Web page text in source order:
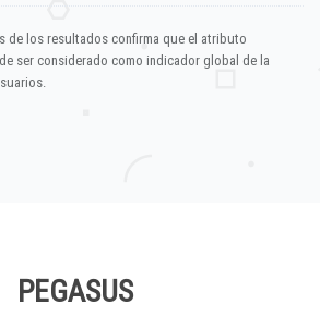
de los resultados confirma que el atributo
ser considerado como indicador global de la
PEGASUS